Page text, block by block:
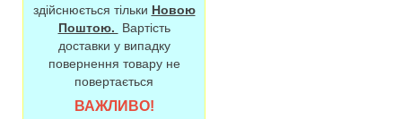
здійснюється тільки Новою
Поштою.
Вартість
доставки у випадку
повернення товару не
повертається
ВАЖЛИВО!